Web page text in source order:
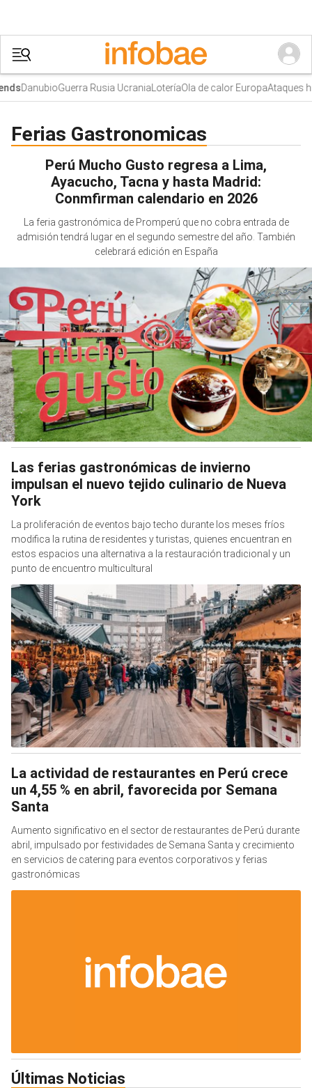
DanubioGuerra Rusia UcraniaLoteríaOla de calor EuropaAtaques
Ferias Gastronomicas
Perú Mucho Gusto regresa a Lima,
Ayacucho, Tacna y hasta Madrid:
Conmfirman calendario en 2026
La feria gastronómica de Promperú que no cobra entrada de
admisión tendrá lugar en el segundo semestre del año. También
celebrará edición en España
Las ferias gastronómicas de invierno
impulsan el nuevo tejido culinario de Nueva
York
La proliferación de eventos bajo techo durante los meses fríos
modifica la rutina de residentes y turistas, quienes encuentran en
estos espacios una alternativa a la restauración tradicional y un
punto de encuentro multicultural
La actividad de restaurantes en Perú crece
un 4,55 % en abril, favorecida por Semana
Santa
Aumento significativo en el sector de restaurantes de Perú durante
abril, impulsado por festividades de Semana Santa y crecimiento
en servicios de catering para eventos corporativos y ferias
gastronómicas
Últimas Noticias